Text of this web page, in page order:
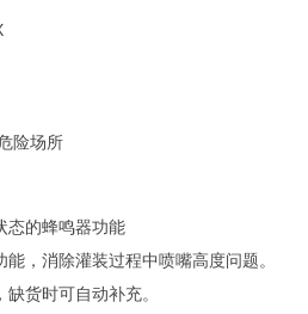
险场所
态的蜂鸣器功能
，消除灌装过程中喷嘴高度问题。
货时可自动补充。